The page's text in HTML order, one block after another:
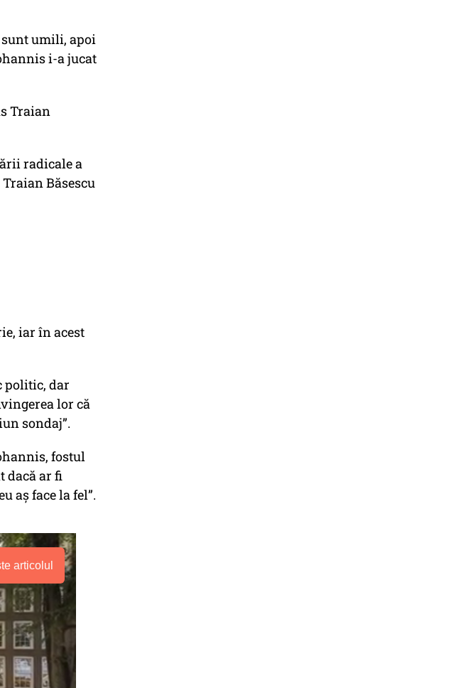
sunt umili, apoi
i-a jucat
Traian
radicale a
Băsescu
iar în acest
politic, dar
lor că
sondaj”.
fostul
dacă ar fi
aș face la fel”.
articolul